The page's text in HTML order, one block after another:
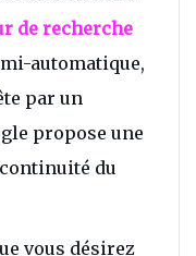
de recherche
automatique,
par un
propose une
du
vous désirez